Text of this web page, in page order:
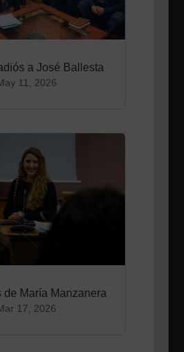
a José Ballesta
11, 2026
de María Manzanera
17, 2026